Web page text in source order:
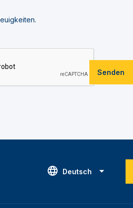
Senden
Deutsch